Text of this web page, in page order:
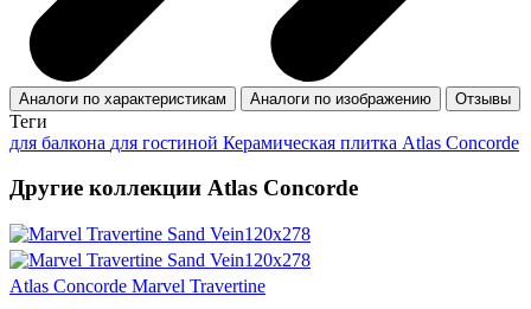
Аналоги по характеристикам Аналоги по изображению Отзывы
Теги
для балкона для гостиной Керамическая плитка Atlas Concorde
Другие коллекции Atlas Concorde
Atlas Concorde Marvel Travertine